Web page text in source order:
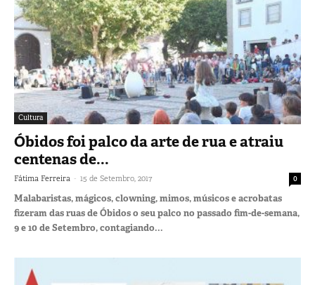
Cultura
Óbidos foi palco da arte de rua e atraiu
centenas de...
Fátima Ferreira - 15 de Setembro, 2017 0
Malabaristas, mágicos, clowning, mimos, músicos e acrobatas
fizeram das ruas de Óbidos o seu palco no passado fim-de-semana,
9 e 10 de Setembro, contagiando...